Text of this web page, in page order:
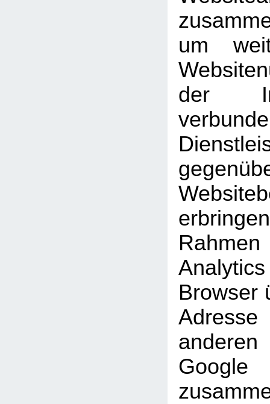
um
der
Browser
Google